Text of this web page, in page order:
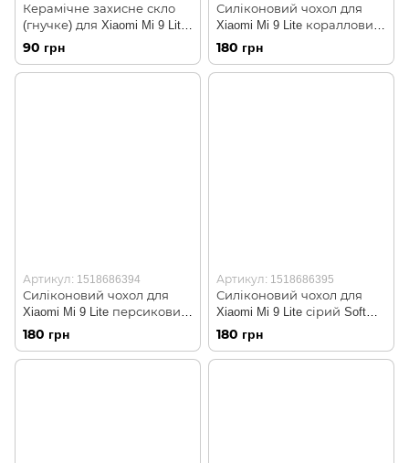
Керамічне захисне скло
(гнучке) для Xiaomi Mi 9 Lite
Ceramic
90 грн
Силіконовий чохол для
Xiaomi Mi 9 Lite коралловий
Soft Silicone Case Full
(бампер)
180 грн
Артикул: 1518686394
Силіконовий чохол для
Xiaomi Mi 9 Lite персиковий
Soft Silicone Case Full
(бампер)
180 грн
Артикул: 1518686395
Силіконовий чохол для
Xiaomi Mi 9 Lite сірий Soft
Silicone Case Full (бампер)
180 грн